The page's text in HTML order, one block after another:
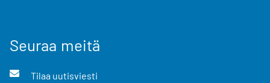
Seuraa meitä
Tilaa uutisviesti